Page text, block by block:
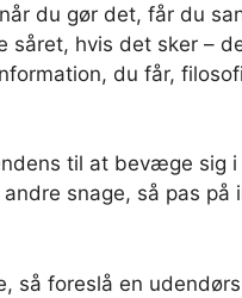
du gør det, får du
hvis det sker –
du får,
til at bevæge sig
snage, så pas
så foreslå en